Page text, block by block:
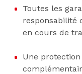
Toutes les
responsabilité
en cours de
Une